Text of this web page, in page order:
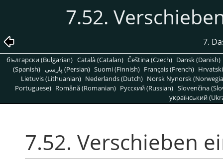
7.52.
7.
български (Bulgarian) Català (Catalan) Čeština (Czech) Dansk (Danish)
(Spanish)
پارسی (Persian) Suomi (Finnish) Français (French)
Lietuvis (Lithuanian) Nederlands (Dutch) Norsk Nynorsk
Portuguese) Română (Romanian) Pусский (Russian) Slovenčina
український
7.52. Verschieben